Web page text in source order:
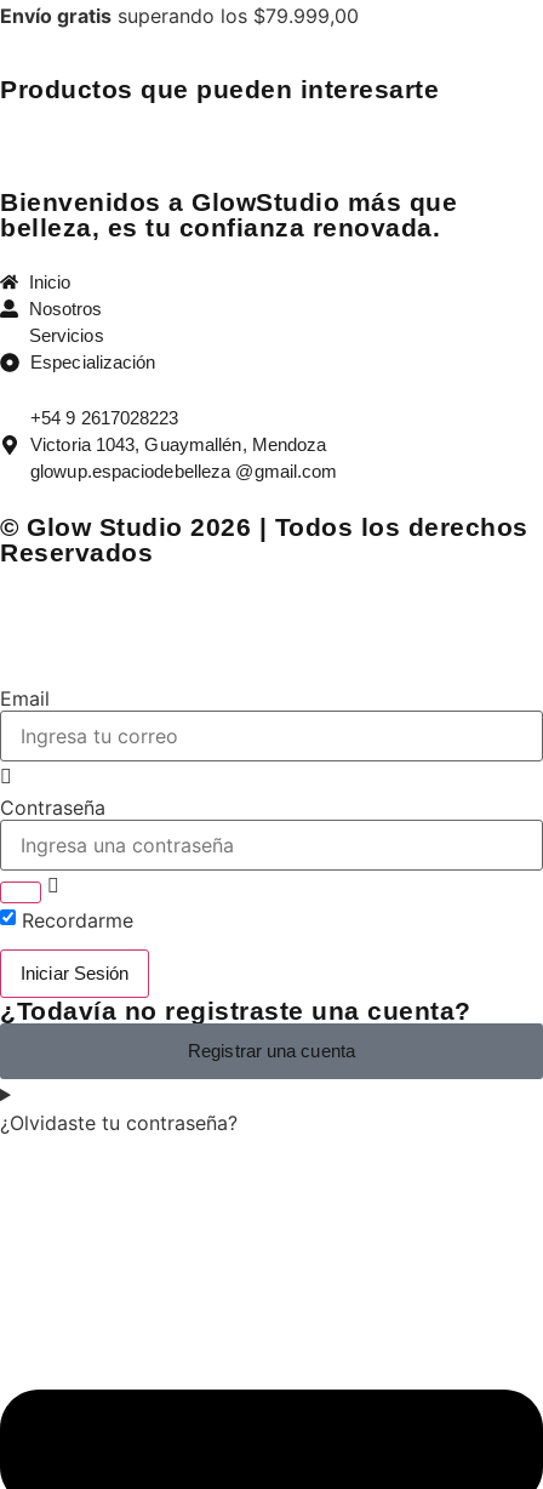
Envío gratis superando los $79.999,00
Productos que pueden interesarte
Bienvenidos a GlowStudio más que
belleza, es tu confianza renovada.
Inicio
Nosotros
Servicios
Especialización
+54 9 2617028223
Victoria 1043, Guaymallén, Mendoza
glowup.espaciodebelleza @gmail.com
© Glow Studio 2026 | Todos los derechos
Reservados
Email
Contraseña
Recordarme
Iniciar Sesión
¿Todavía no registraste una cuenta?
Registrar una cuenta
¿Olvidaste tu contraseña?